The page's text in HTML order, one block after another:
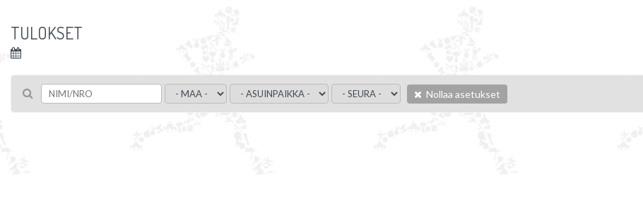
TULOKSET
Nollaa asetukset